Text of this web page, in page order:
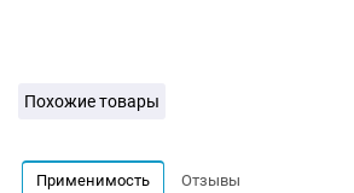
Похожие товары
Применимость Отзывы